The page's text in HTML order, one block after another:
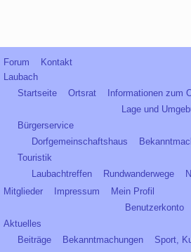
Forum
Kontakt
Laubach
Startseite
Ortsrat
Informationen zum
Lage und
Bürgerservice
Dorfgemeinschaftshaus
Touristik
Laubachtreffen
Rundwanderwege
Mitglieder
Impressum
Mein Profil
Benutzerkonto
Aktuelles
Beiträge
Bekanntmachungen Sport,